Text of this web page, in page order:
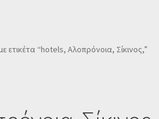
ετικέτα “hotels, Αλοπρόνοια, Σίκινος,”